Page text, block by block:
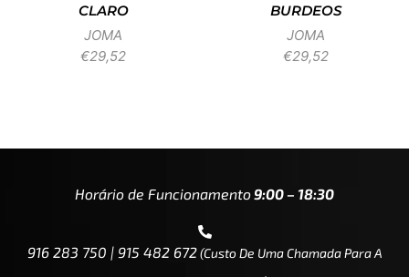
CLARO
JOMA
€29,52
BURDEOS
JOMA
€29,52
Horário de Funcionamento9:00 – 18:30
916 283 750 | 915 482 672(custo De Uma Chamada Para A